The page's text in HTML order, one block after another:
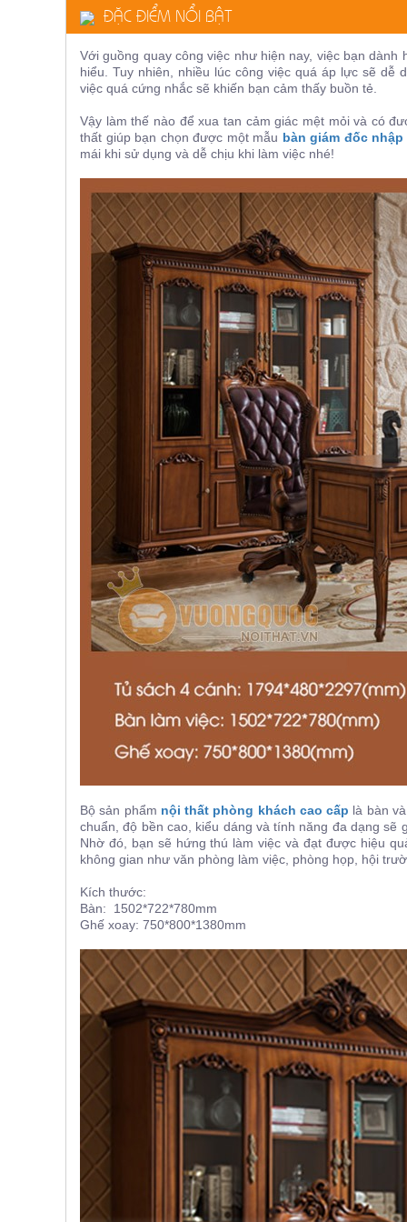
ĐẶC ĐIỂM NỔI BẬT
Với guồng quay công việc như hiện nay, việc bạn
hiểu. Tuy nhiên, nhiều lúc công việc quá áp lực sẽ
việc quá cứng nhắc sẽ khiến bạn cảm thấy buồn tẻ.
Vậy làm thế nào để xua tan cảm giác mệt mỏi và có
thất giúp bạn chọn được một mẫu bàn giám đốc nhập
mái khi sử dụng và dễ chịu khi làm việc nhé!
Bộ sản phẩm nội thất phòng khách cao cấp là bàn
chuẩn, độ bền cao, kiểu dáng và tính năng đa dạng sẽ
Nhờ đó, bạn sẽ hứng thú làm việc và đạt được hiệu
không gian như văn phòng làm việc, phòng họp, hội
Kích thước:
Bàn: 1502*722*780mm
Ghế xoay: 750*800*1380mm